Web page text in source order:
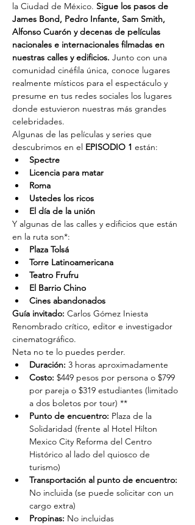
la Ciudad de México. Sigue los pasos de
James Bond, Pedro Infante, Sam Smith,
Alfonso Cuarón y decenas de películas
nacionales e internacionales filmadas en
nuestras calles y edificios. Junto con una
comunidad cinéfila única, conoce lugares
realmente místicos para el espectáculo y
presume en tus redes sociales los lugares
donde estuvieron nuestras más grandes
celebridades.
Algunas de las películas y series que
descubrimos en el EPISODIO 1 están:
Spectre
Licencia para matar
Roma
Ustedes los ricos
El día de la unión
Y algunas de las calles y edificios que están
en la ruta son*:
Plaza Tolsá
Torre Latinoamericana
Teatro Frufru
El Barrio Chino
Cines abandonados
Guía invitado: Carlos Gómez Iniesta
Renombrado crítico, editor e investigador
cinematográfico.
Neta no te lo puedes perder.
Duración: 3 horas aproximadamente
Costo: $449 pesos por persona o $799
por pareja o $319 estudiantes (limitado
a dos boletos por tour) **
Punto de encuentro: Plaza de la
Solidaridad (frente al Hotel Hilton
Mexico City Reforma del Centro
Histórico al lado del quiosco de
turismo)
Transportación al punto de encuentro:
No incluida (se puede solicitar con un
cargo extra)
Propinas: No incluidas